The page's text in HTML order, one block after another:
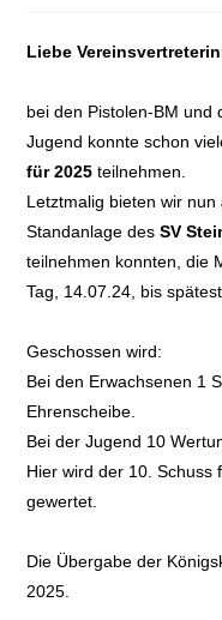
Liebe
bei den Pistolen-BM und
Jugend konnte schon
für 2025 teilnehmen.
Letztmalig bieten wir nun
Standanlage desSV
teilnehmen konnten, die
Tag, 14.07.24, bis
Geschossen wird:
Bei den Erwachsenen 1
Ehrenscheibe.
Bei der Jugend 10
Hier wird der 10. Schuss
gewertet.
Die Übergabe der
2025.